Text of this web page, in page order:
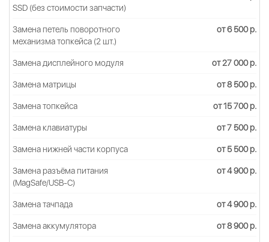
SSD (без стоимости запчасти)
Замена петель поворотного
механизма топкейса (2 шт.)
от 6 500 р.
Замена дисплейного модуля от 27 000 р.
Замена матрицы от 8 500 р.
Замена топкейса от 15 700 р.
Замена клавиатуры от 7 500 р.
Замена нижней части корпуса от 5 500 р.
Замена разъёма питания
(MagSafe/USB-C)
от 4 900 р.
Замена тачпада от 4 900 р.
Замена аккумулятора от 8 900 р.